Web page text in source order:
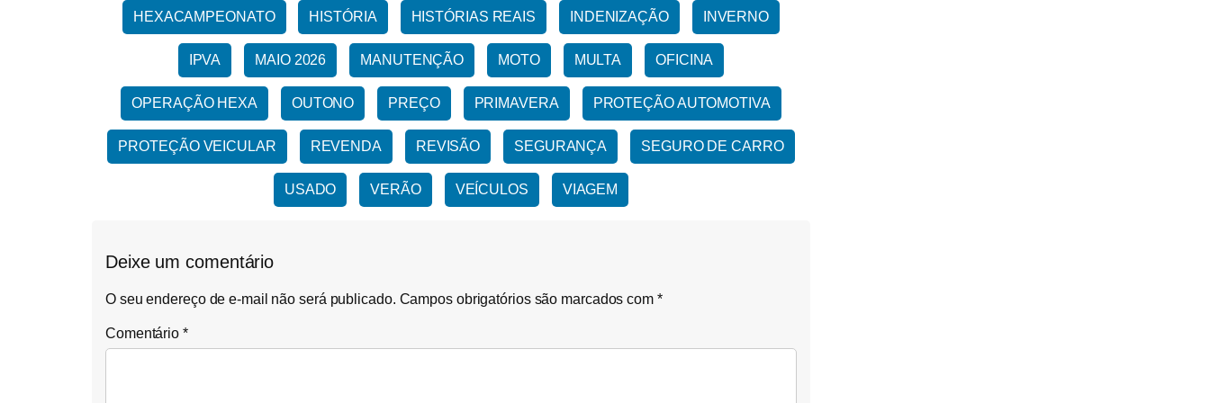
HEXACAMPEONATO HISTÓRIA HISTÓRIAS REAIS INDENIZAÇÃO INVERNO
IPVA MAIO 2026 MANUTENÇÃO MOTO MULTA OFICINA
OPERAÇÃO HEXA OUTONO PREÇO PRIMAVERA PROTEÇÃO AUTOMOTIVA
PROTEÇÃO VEICULAR REVENDA REVISÃO SEGURANÇA SEGURO DE CARRO
USADO VERÃO VEÍCULOS VIAGEM
Deixe um comentário
O seu endereço de e-mail não será publicado. Campos obrigatórios são marcados com *
Comentário *